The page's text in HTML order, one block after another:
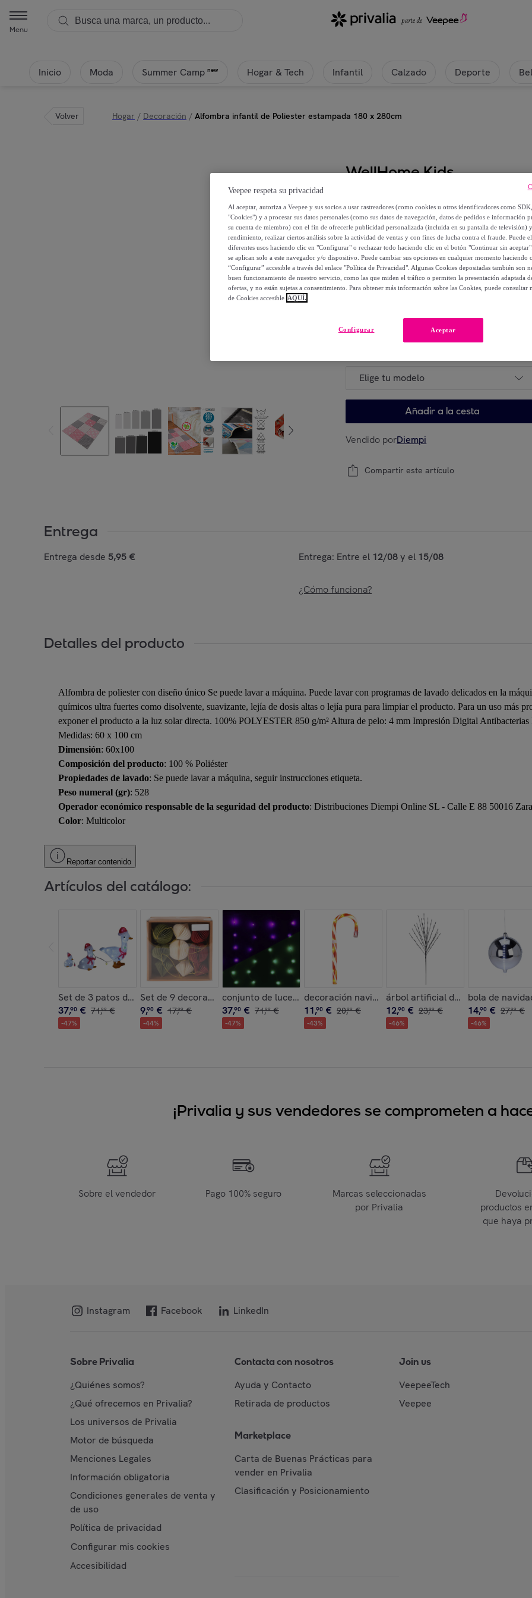
Menu
Inicio Moda Summer Camp new Hogar & Tech Infantil Calzado Deporte
Volver Hogar / Decoración / Alfombra infantil de Poliester estampada 180 x 280cm
WellHome Kids
Alfombra infantil de Poliester
Desde
10,40 €
19,99 €
-47%
Elige tu modelo
Elige tu modelo
Añadir a la cesta
Vendido porDiempi
Compartir este artículo
Entrega
Entrega desde 5,95 € Entrega: Entre el 12/08y el 15/08
¿Cómo funciona?
Detalles del producto
Alfombra de poliester con diseño único Se puede lavar a máquina. Puede lavar con programas de lavado delicados en la
químicos ultra fuertes como disolvente, suavizante, lejía de dosis altas o lejía pura para limpiar el producto. Para un uso más
exponer el producto a la luz solar directa. 100% POLYESTER 850 g/m² Altura de pelo: 4 mm Impresión Digital
Medidas: 60 x 100 cm
Dimensión: 60x100
Composición del producto: 100 % Poliéster
Propiedades de lavado: Se puede lavar a máquina, seguir instrucciones etiqueta.
Peso numeral (gr): 528
Operador económico responsable de la seguridad del producto: Distribuciones Diempi Online SL - Calle E 88 50016
Color: Multicolor
Reportar contenido
Artículos del catálogo:
Set de 3 patos decorativos navideños con luces led blancas y temporizador
37,90 € 71,99 €
-47%
Set de 9 decoraciones para árbol de navidad en papel panal de abeja color blanco, verde
9,90 € 17,99 €
-44%
conjunto de luces de cortina con 240 luces led rgb con control remoto
37,90 € 71,99 €
-47%
decoración navideña bastón de caramelo con luces
11,90 € 20,99 €
-43%
árbol artificial de 110cm con 80
12,90 € 23,99 €
-46%
bola de
14,90 € 27,99 €
-46%
¡Privalia y sus vendedores se comprometen a
Sobre el vendedor Pago 100% seguro
Marcas seleccionadas
por Privalia
productos
que haya
Instagram Facebook LinkedIn
Sobre Privalia
¿Quiénes somos?
¿Qué ofrecemos en Privalia?
Los universos de Privalia
Motor de búsqueda
Menciones Legales
Información obligatoria
Condiciones generales de venta y
de uso
Política de privacidad
Configurar mis cookies
Accesibilidad
Contacta con nosotros
Ayuda y Contacto
Retirada de productos
Marketplace
Carta de Buenas Prácticas para
vender en Privalia
Clasificación y Posicionamiento
Join us
VeepeeTech
Veepee
Veepee respeta su privacidad
Al aceptar, autoriza a Veepee y sus socios a usar rastreadores (como cookies u otros identificadores como
"Cookies") y a procesar sus datos personales (como sus datos de navegación, datos de pedidos e información
su cuenta de miembro) con el fin de ofrecerle publicidad personalizada (incluida en su pantalla de televisión)
rendimiento, realizar ciertos análisis sobre la actividad de ventas y con fines de lucha contra el fraude. Puede
diferentes usos haciendo clic en "Configurar" o rechazar todo haciendo clic en el botón "Continuar sin
se aplican solo a este navegador y/o dispositivo. Puede cambiar sus opciones en cualquier momento haciendo
“Configurar” accesible a través del enlace "Política de Privacidad". Algunas Cookies depositadas también son
buen funcionamiento de nuestro servicio, como las que miden el tráfico o permiten la presentación adaptada
ofertas, y no están sujetas a consentimiento. Para obtener más información sobre las Cookies, puede consultar
de Cookies accesible AQUÍ.
Aceptar
Configurar